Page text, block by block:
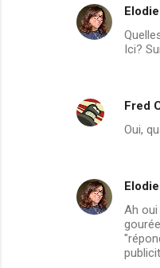
Ici?
Fred
Oui,
Ah